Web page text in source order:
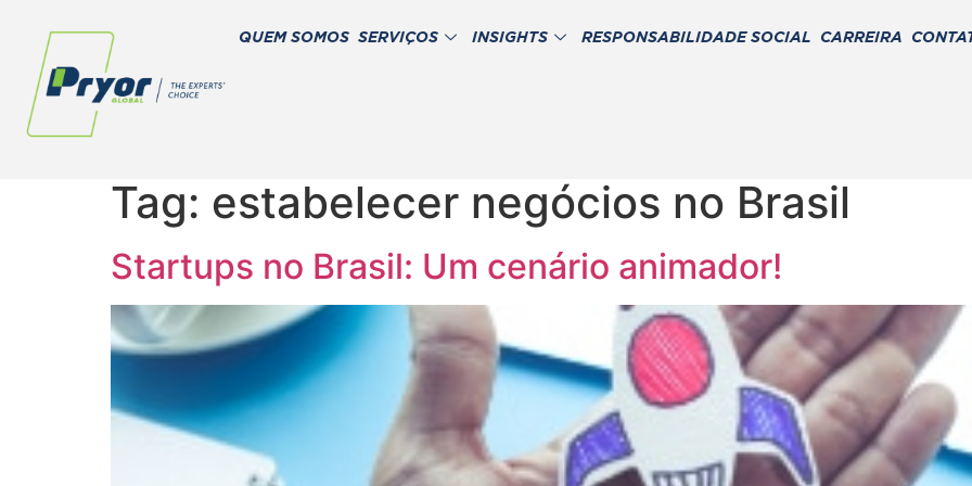
QUEM SOMOS SERVIÇOS INSIGHTS RESPONSABILIDADE SOCIAL CARREIRA
Tag: estabelecer negócios no Brasil
Startups no Brasil: Um cenário animador!